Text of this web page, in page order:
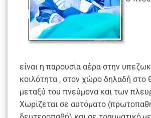
είναι η παρουσία αέρα στην
κοιλότητα , στον χώρο δηλαδή στο
μεταξύ του πνεύμονα και των
Χωρίζεται σε αυτόματο